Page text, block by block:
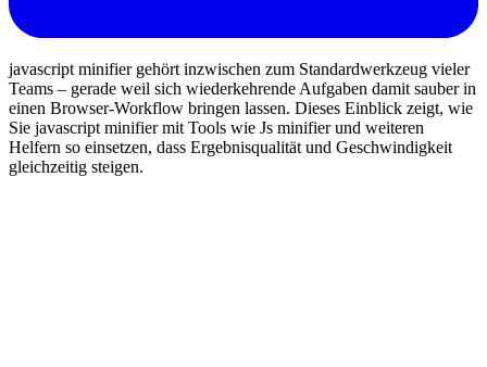
javascript minifier gehört inzwischen zum Standardwerkzeug vieler
Teams – gerade weil sich wiederkehrende Aufgaben damit sauber in
einen Browser‑Workflow bringen lassen. Dieses Einblick zeigt, wie
Sie javascript minifier mit Tools wie Js minifier und weiteren
Helfern so einsetzen, dass Ergebnisqualität und Geschwindigkeit
gleichzeitig steigen.